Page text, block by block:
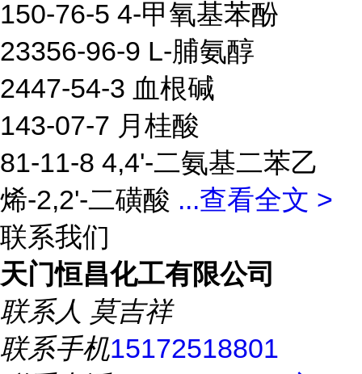
150-76-5 4-甲氧基苯酚
23356-96-9 L-脯氨醇
2447-54-3 血根碱
143-07-7 月桂酸
81-11-8 4,4'-二氨基二苯乙
烯-2,2'-二磺酸 ...查看全文 >
联系我们
天门恒昌化工有限公司
联系人 莫吉祥
联系手机15172518801